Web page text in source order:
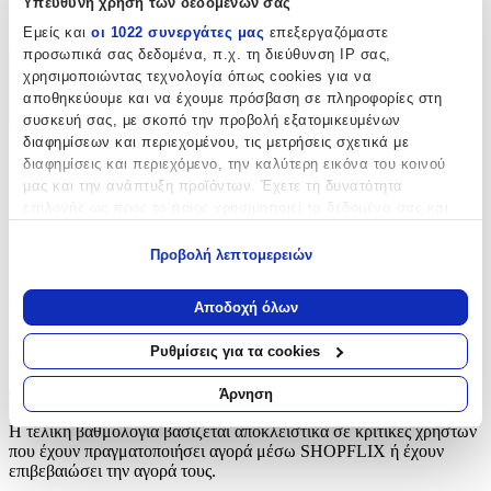
Εμείς και οι 1022 συνεργάτες μας επεξεργαζόμαστε
προσωπικά σας δεδομένα, π.χ. τη διεύθυνση IP σας,
χρησιμοποιώντας τεχνολογία όπως cookies για να
αποθηκεύουμε και να έχουμε πρόσβαση σε πληροφορίες στη
συσκευή σας, με σκοπό την προβολή εξατομικευμένων
διαφημίσεων και περιεχομένου, τις μετρήσεις σχετικά με
διαφημίσεις και περιεχόμενο, την καλύτερη εικόνα του κοινού
μας και την ανάπτυξη προϊόντων. Έχετε τη δυνατότητα
Να συλλέξουμε πληροφορίες σχετικά με τη γεωγραφική
σας τοποθεσία, οι οποίες μπορεί να είναι ακριβείς σε
απόσταση μερικών μέτρων
Να αναγνωρίσουμε τη συσκευή σας σαρώνοντας ενεργά
για συγκεκριμένα χαρακτηριστικά (δακτυλικό αποτύπωμα)
Μάθετε περισσότερα σχετικά με τον τρόπο επεξεργασίας των
προσωπικών σας δεδομένων και καθορίστε τις προτιμήσεις σας
στηνενότητα “Λεπτομέρειες”. Μπορείτε να αλλάξετε ή να
ανακαλέσετε τη συγκατάθεσή σας ανά πάσα στιγμή από τη
Προβολή λεπτομερειών
Αποδοχή όλων
Ρυθμίσεις για τα cookies
Άρνηση
Χαρακτηριστικά
+
Χαρακτηριστικά
Αξιολογήσεις
Προς το παρόν δεν υπάρχουν άλλες αξιολογήσεις. Όταν
προστεθούν, θα εμφανιστούν εδώ.
Πώς υπολογίζεται η βαθμολογία
Η τελική βαθμολογία βασίζεται αποκλειστικά σε κριτικές χρηστών
που έχουν πραγματοποιήσει αγορά μέσω SHOPFLIX ή έχουν
επιβεβαιώσει την αγορά τους.